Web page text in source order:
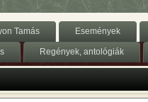
Tamás Események
Regények, antológiák